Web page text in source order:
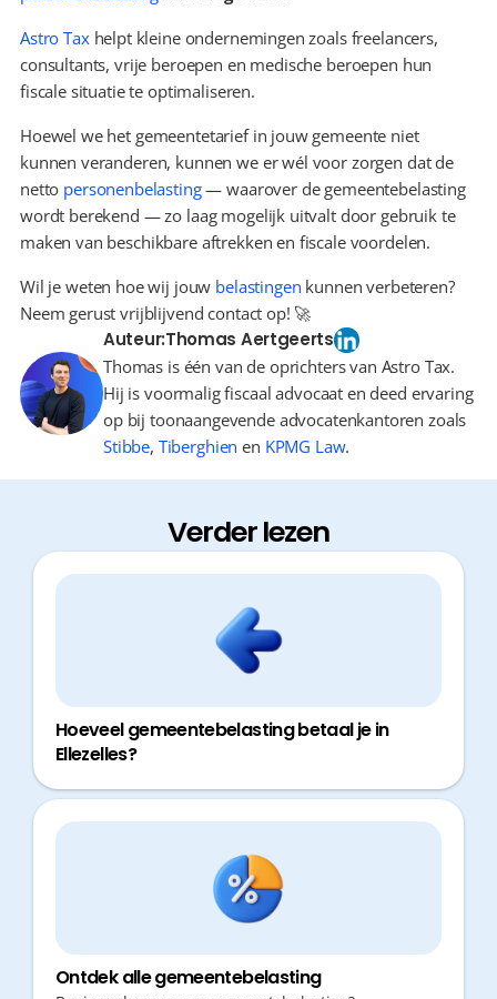
Astro Tax helpt kleine ondernemingen zoals freelancers,
consultants, vrije beroepen en medische beroepen hun
fiscale situatie te optimaliseren.
Hoewel we het gemeentetarief in jouw gemeente niet
kunnen veranderen, kunnen we er wél voor zorgen dat de
netto personenbelasting — waarover de gemeentebelasting
wordt berekend — zo laag mogelijk uitvalt door gebruik te
maken van beschikbare aftrekken en fiscale voordelen.
Wil je weten hoe wij jouw belastingen kunnen verbeteren?
Neem gerust vrijblijvend contact op! 🚀
Auteur:Thomas Aertgeerts
Thomas is één van de oprichters van Astro Tax.
Hij is voormalig fiscaal advocaat en deed ervaring
op bij toonaangevende advocatenkantoren zoals
Stibbe, Tiberghien en KPMG Law.
Verder lezen
Hoeveel gemeentebelasting betaal je in
Ellezelles?
Ontdek alle gemeentebelasting